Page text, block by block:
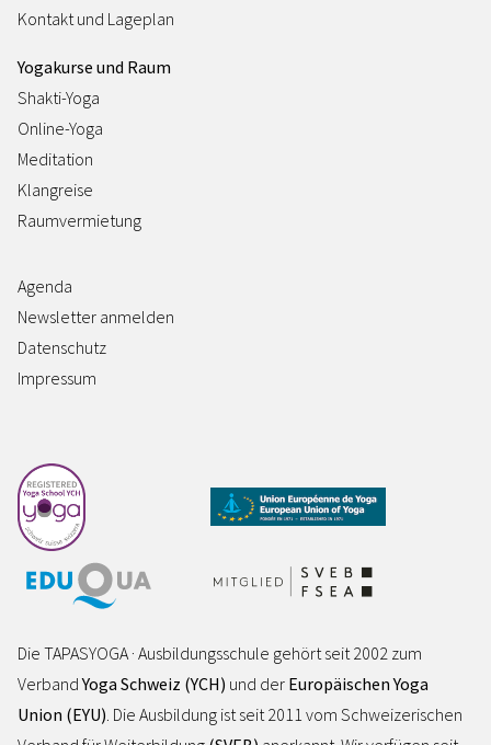
Kontakt und Lageplan
Yogakurse und Raum
Shakti-Yoga
Online-Yoga
Meditation
Klangreise
Raumvermietung
Agenda
Newsletter anmelden
Datenschutz
Impressum
Die TAPASYOGA · Ausbildungsschule gehört seit 2002 zum
VerbandYoga Schweiz (YCH) und der Europäischen Yoga
Union (EYU) . Die Ausbildung ist seit 2011 vom Schweizerischen